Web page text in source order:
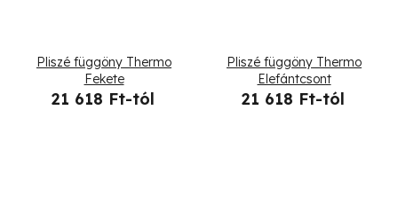
Pliszé függöny Thermo
Fekete
21 618 Ft-tól
Pliszé függöny Thermo
Elefántcsont
21 618 Ft-tól